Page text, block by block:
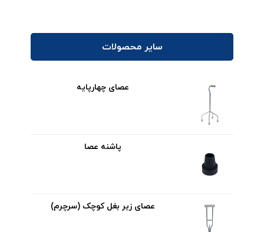
سایر محصولات
عصای چهارپایه
پاشنه عصا
عصای زیر بغل کوچک (سرچرم)